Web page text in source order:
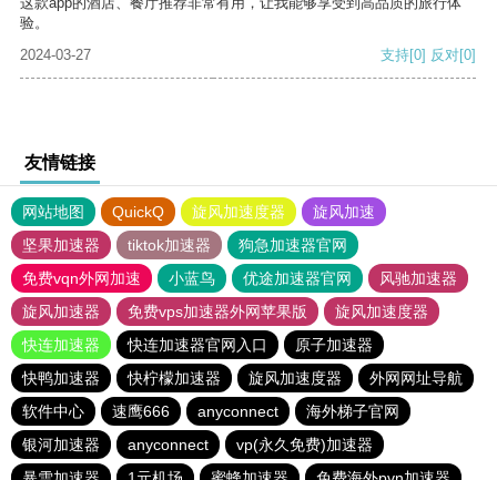
验。
2024-03-27
支持[0] 反对[0]
友情链接
网站地图 QuickQ 旋风加速度器
旋风加速
坚果加速器
tiktok加速器
狗急加速器官网
免费vqn外网加速
小蓝鸟 优途加速器官网
风驰加速器
旋风加速器
免费vps加速器外网苹果版
旋风加速度器
快连加速器
快连加速器官网入口
原子加速器
快鸭加速器
快柠檬加速器 旋风加速度器
外网网址导航
软件中心
速鹰666 anyconnect
海外梯子官网
银河加速器
anyconnect
vp(永久免费)加速器